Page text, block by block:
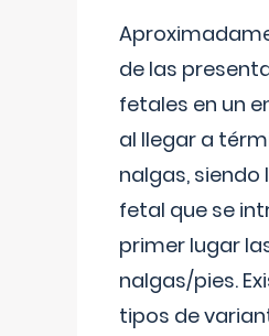
de las
fetales en un
al llegar a
nalgas, siendo
fetal que se
primer lugar
nalgas/pies.
tipos de